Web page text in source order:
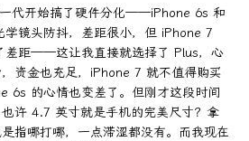
代开始搞了硬件分化——iPhone 6s 和
镜头防抖，差距很小，但 iPhone 7
差距——这让我直接就选择了 Plus，心
资金也充足，iPhone 7 就不值得购买
6s 的心情也变差了。但刚才这段时间
许 4.7 英寸就是手机的完美尺寸？拿
指哪打哪，一点滞涩都没有。而我现在